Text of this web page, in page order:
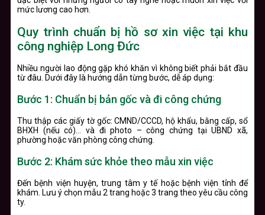
mức lương cao hơn.
Quy trình chuẩn bị hồ sơ xin việc tại khu
công nghiệp Long Đức
Nhiều người lao động gặp khó khăn vì không biết phải bắt đầu
từ đâu. Dưới đây là hướng dẫn từng bước, dễ áp dụng:
Bước 1: Chuẩn bị bản gốc và đi công chứng
Thu thập các giấy tờ gốc: CMND/CCCD, hộ khẩu, bằng cấp, sổ
BHXH (nếu có)… và đi photo – công chứng tại UBND xã,
phường hoặc văn phòng công chứng.
Bước 2: Khám sức khỏe theo mẫu xin việc
Đến bệnh viện huyện, trung tâm y tế hoặc bệnh viện tỉnh để
khám. Lưu ý chọn mẫu 2 trang hoặc 3 trang theo yêu cầu công
ty.